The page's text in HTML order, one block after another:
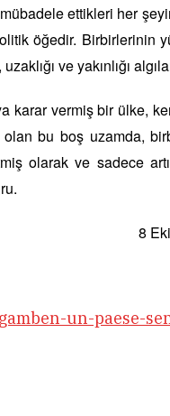
ettikleri her
öğedir. Birbirlerinin
ve yakınlığı
karar vermiş bir ülke,
olan bu boş uzamda,
olarak ve sadece
8
un-paese-